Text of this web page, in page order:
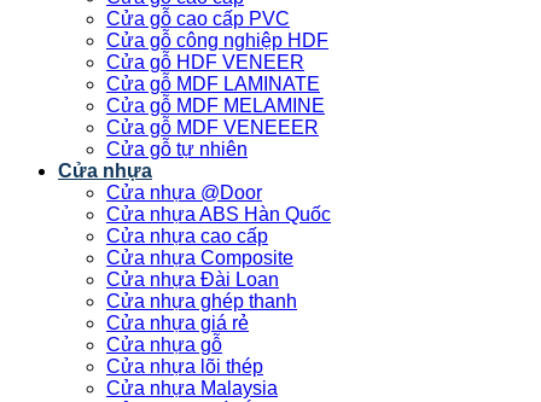
Cửa gỗ cao cấp PVC
Cửa gỗ công nghiệp HDF
Cửa gỗ HDF VENEER
Cửa gỗ MDF LAMINATE
Cửa gỗ MDF MELAMINE
Cửa gỗ MDF VENEEER
Cửa gỗ tự nhiên
Cửa nhựa
Cửa nhựa @Door
Cửa nhựa ABS Hàn Quốc
Cửa nhựa cao cấp
Cửa nhựa Composite
Cửa nhựa Đài Loan
Cửa nhựa ghép thanh
Cửa nhựa giá rẻ
Cửa nhựa gỗ
Cửa nhựa lõi thép
Cửa nhựa Malaysia